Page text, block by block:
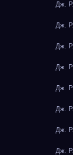
Дж.
Дж.
Дж.
Дж.
Дж.
Дж.
Дж.
Дж.